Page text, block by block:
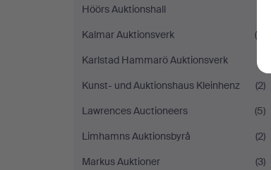
Höörs Auktionshall
Kalmar Auktionsverk
(4)
Karlstad Hammarö Auktionsverk
Kunst- und Auktionshaus Kleinhenz
(2)
Lawrences Auctioneers
(5)
Limhamns Auktionsbyrå
(2)
Markus Auktioner
(3)